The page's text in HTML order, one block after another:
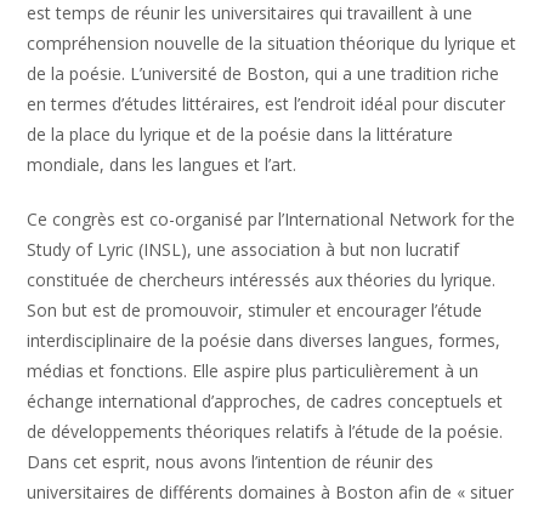
est temps de réunir les universitaires qui travaillent à une
compréhension nouvelle de la situation théorique du lyrique et
de la poésie. L’université de Boston, qui a une tradition riche
en termes d’études littéraires, est l’endroit idéal pour discuter
de la place du lyrique et de la poésie dans la littérature
mondiale, dans les langues et l’art.
Ce congrès est co-organisé par l’International Network for the
Study of Lyric (INSL), une association à but non lucratif
constituée de chercheurs intéressés aux théories du lyrique.
Son but est de promouvoir, stimuler et encourager l’étude
interdisciplinaire de la poésie dans diverses langues, formes,
médias et fonctions. Elle aspire plus particulièrement à un
échange international d’approches, de cadres conceptuels et
de développements théoriques relatifs à l’étude de la poésie.
Dans cet esprit, nous avons l’intention de réunir des
universitaires de différents domaines à Boston afin de « situer